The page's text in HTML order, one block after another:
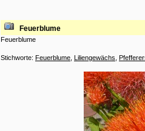
Feuerblume
Feuerblume
Stichworte: Feuerblume Liliengewächs